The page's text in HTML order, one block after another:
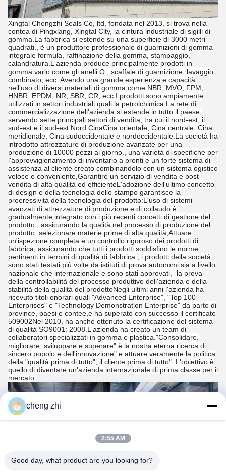
Xingtal Chengzhi Seals Co, ltd, fondata nel 2013, si trova nella
contea di Pingxlang, Xingtal Clty, la cintura industriale di sigilli di
gomma.La fabbrica si estende su una superficie di 3000 metri
quadrati., è un produttore professionale di guarnizioni di gomma
integrale formula, raffinazione della gomma, stampaggio,
calandratura.L'azienda produce principalmente prodotti in
gomma varlo come gli anelli O., scaffale di guarnizione, lavaggio
combinato, ecc. Avendo una grande esperienza e capacità
nell'uso di diversi materiali di gomma come NBR, MVO, FPM,
HNBR, EPDM, NR, SBR, CR, ecc.I prodotti sono ampiamente
utilizzati in settori industriali quali la petrolchimica.La rete di
commercializzazione dell'azienda si estende in tutto il paese,
servendo sette principali settori di vendita, tra cui il nord-est, il
sud-est e il sud-est.Nord CinaCina orientale, Cina centrale, Cina
meridionale, Cina sudoccidentale e nordoccidentale.La società ha
introdotto attrezzature di produzione avanzate per una
produzione di 10000 pezzi al giorno., una varietà di specifiche per
l'approvvigionamento di inventario a pronti e un forte sistema di
assistenza al cliente creato combinandolo con un sistema ogistico
veloce e conveniente,Garantire un servizio di vendita e post-
vendita di alta qualità ed efficienteL'adozione dell'ultimo concetto
di design e della tecnologia dello stampo garantisce la
proeressività della tecnologia del prodotto:L'uso di sistemi
avanzati di attrezzature di produzione e di collaudo è
gradualmente integrato con i più recenti concetti di gestione del
prodotto., assicurando la qualità nel processo di produzione del
prodotto: selezionare materie prime di alta qualità,Attuare
un'ispezione completa e un controllo rigoroso dei prodotti di
fabbrica, assicurando che tutti i prodotti soddisfino le norme
pertinenti in termini di qualità di fabbrica., i prodotti della società
sono stati testati più volte da istituti di prova autonomi sia a livello
nazionale che internazionale e sono stati approvati,- la prova
della controllabilità del processo produttivo dell'azienda e della
stabilità della qualità del prodottoNegli ultimi anni l'azienda ha
ricevuto titoli onorari quali "Advanced Enterprise", "Top 100
Enterprises" e "Technology Demonstratlon Enterprise" da parte di
province, paesi e contee,e ha superato con successo il certificato
509002Nel 2010, ha anche ottenuto la certificazione del sistema
di qualità SO9001: 2008.L'azienda ha creato un team di
collaboratori specializzati in gomma e plastica."Consolidare,
migliorare, sviluppare e superare" è la nostra eterna ricerca di
sincero popolo.e dell'innovazione" e attuare veramente la politica
della "qualità prima di tutto", il cliente prima di tutto". L'obiettivo è
quello di diventare un'azienda internazionale di prima classe per il
mercato.
cheng zhi
2:55 AM
Good day, what product are you looking for?